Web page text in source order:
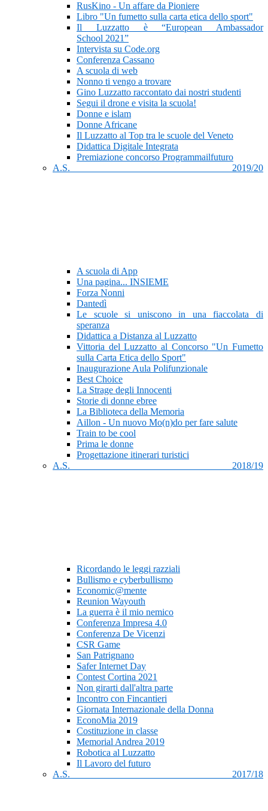
RusKino - Un affare da Pioniere
Libro "Un fumetto sulla carta etica dello sport"
Il Luzzatto è “European Ambassador
School 2021”
Intervista su Code.org
Conferenza Cassano
A scuola di web
Nonno ti vengo a trovare
Gino Luzzatto raccontato dai nostri studenti
Segui il drone e visita la scuola!
Donne e islam
Donne Africane
Il Luzzatto al Top tra le scuole del Veneto
Didattica Digitale Integrata
Premiazione concorso Programmailfuturo
A.S. 2019/20
A scuola di App
Una pagina... INSIEME
Forza Nonni
Dantedì
Le scuole si uniscono in una fiaccolata di
speranza
Didattica a Distanza al Luzzatto
Vittoria del Luzzatto al Concorso "Un Fumetto
sulla Carta Etica dello Sport"
Inaugurazione Aula Polifunzionale
Best Choice
La Strage degli Innocenti
Storie di donne ebree
La Biblioteca della Memoria
Aillon - Un nuovo Mo(n)do per fare salute
Train to be cool
Prima le donne
Progettazione itinerari turistici
A.S. 2018/19
Ricordando le leggi razziali
Bullismo e cyberbullismo
Economic@mente
Reunion Wayouth
La guerra è il mio nemico
Conferenza Impresa 4.0
Conferenza De Vicenzi
CSR Game
San Patrignano
Safer Internet Day
Contest Cortina 2021
Non girarti dall'altra parte
Incontro con Fincantieri
Giornata Internazionale della Donna
EconoMia 2019
Costituzione in classe
Memorial Andrea 2019
Robotica al Luzzatto
Il Lavoro del futuro
A.S. 2017/18